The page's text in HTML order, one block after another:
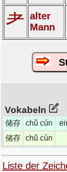
耂 alter
Mann
Vokabeln
储存 chǔ cún
储存 chǔ cún
Liste der